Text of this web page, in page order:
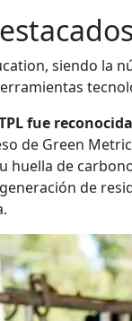
siendo la
fue
de Green
huella de
de